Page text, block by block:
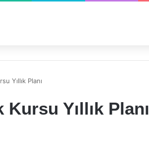
Yıllık Planı
Kursu Yıllık Planı